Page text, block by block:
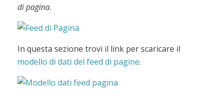
di pagina.
In questa sezione trovi il link per scaricare il
modello di dati del feed di pagine.